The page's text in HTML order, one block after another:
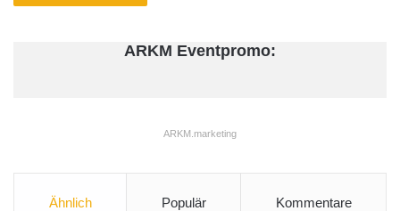
ARKM Eventpromo:
ARKM.marketing
Ähnlich Populär Kommentare